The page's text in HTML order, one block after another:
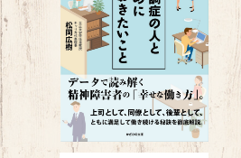
統合失調症の人と働くために知
っておきたいこと～みんなが幸せ
になる精神障害者雇用～
¥1,650